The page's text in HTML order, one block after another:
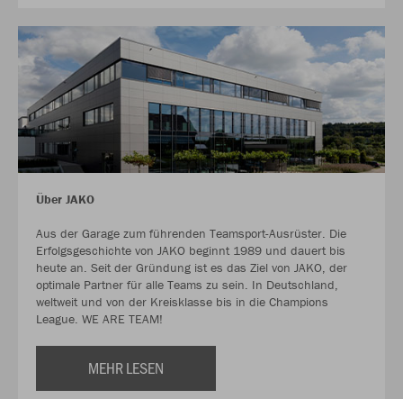
Über JAKO
Aus der Garage zum führenden Teamsport-Ausrüster. Die
Erfolgsgeschichte von JAKO beginnt 1989 und dauert bis
heute an. Seit der Gründung ist es das Ziel von JAKO, der
optimale Partner für alle Teams zu sein. In Deutschland,
weltweit und von der Kreisklasse bis in die Champions
League. WE ARE TEAM!
MEHR LESEN